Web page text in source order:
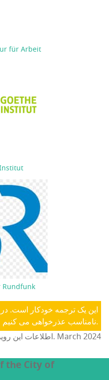
für Arbeit
Rundfunk
این یک ترجمه خودکار است.
نامناسب عذرخواهی می کنیم.
اطلاعات این رویداد به روز شد: 28. March 2024
the City of